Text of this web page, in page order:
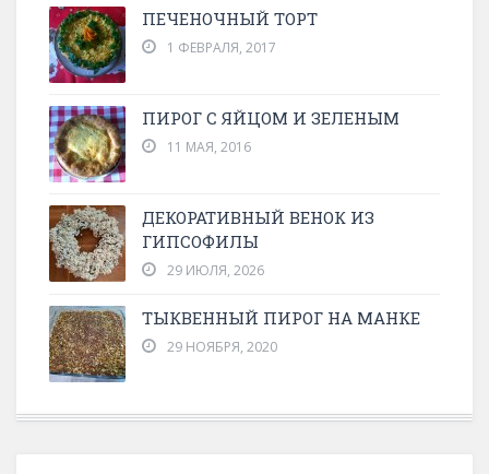
ПЕЧЕНОЧНЫЙ ТОРТ
1 ФЕВРАЛЯ, 2017
ПИРОГ С ЯЙЦОМ И ЗЕЛЕНЫМ
11 МАЯ, 2016
ДЕКОРАТИВНЫЙ ВЕНОК ИЗ
ГИПСОФИЛЫ
29 ИЮЛЯ, 2026
ТЫКВЕННЫЙ ПИРОГ НА МАНКЕ
29 НОЯБРЯ, 2020